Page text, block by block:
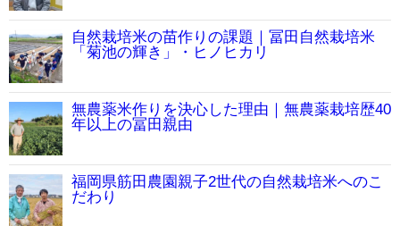
自然栽培米の苗作りの課題｜冨田自然栽培米
「菊池の輝き」・ヒノヒカリ
無農薬米作りを決心した理由｜無農薬栽培歴40
年以上の冨田親由
福岡県筋田農園親子2世代の自然栽培米へのこ
だわり